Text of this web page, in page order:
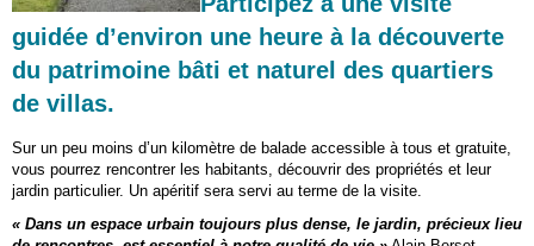
guidée d’environ une heure à la découverte
du patrimoine bâti et naturel des quartiers
de villas.
Sur un peu moins d’un kilomètre de balade accessible à tous et gratuite,
vous pourrez rencontrer les habitants, découvrir des propriétés et leur
jardin particulier. Un apéritif sera servi au terme de la visite.
« Dans un espace urbain toujours plus dense, le jardin, précieux lieu